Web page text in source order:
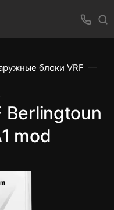
блоки VRF
Berlingtoun
mod